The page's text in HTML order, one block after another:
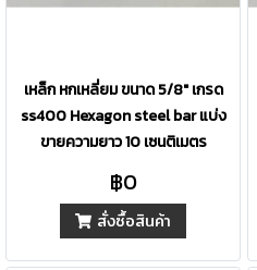
เหล็ก หกเหลี่ยม ขนาด 5/8" เกรด
ss400 Hexagon steel bar แบ่ง
ขายความยาว 10 เซนติเมตร
฿0
สั่งซื้อสินค้า